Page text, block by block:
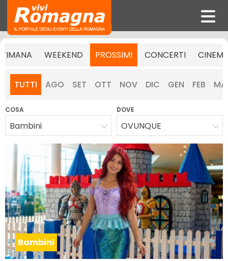
WEEKEND PROSSIMI CONCERTI
TUTTI AGO SET OTT NOV DIC GEN FEB
COSA
Bambini
DOVE
OVUNQUE
Bambini